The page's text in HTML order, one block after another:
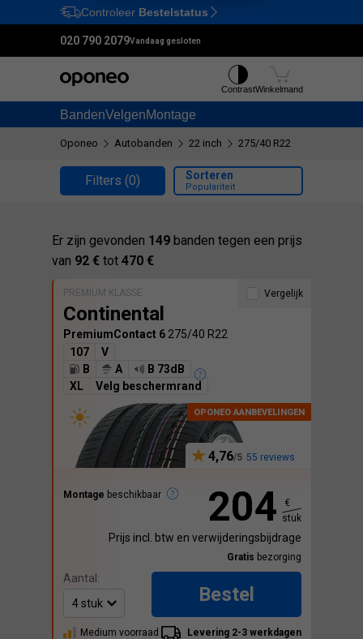
Ctrl M
Controleer Bestelstatus
020 790 2079Vandaag gesloten
BandenVelgenMontage
ContrastWinkelmand
Oponeo Autobanden 22 inch 275/40 R22
Filters (0)
Er zijn gevonden 149 banden tegen een prijs
van 92 € tot 470 €
Sorteren
Populariteit
PREMIUM KLASSE
Continental
PremiumContact 6 275/40 R22
107
V
B
A
B 73dB
XL
Velg beschermrand
4,76 55 reviews
Montage beschikbaar
Vergelijk
204
€
stuk
Prijs incl. btw en verwijderingsbijdrage
Gratis bezorging
Aantal:
Bestel
Medium voorraad Levering 2-3 werkdagen